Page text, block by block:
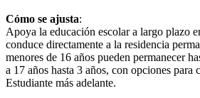
Cómo se ajusta:
Apoya la educación escolar a largo plazo
conduce directamente a la residencia
menores de 16 años pueden permanecer
a 17 años hasta 3 años, con opciones para
Estudiante más adelante.